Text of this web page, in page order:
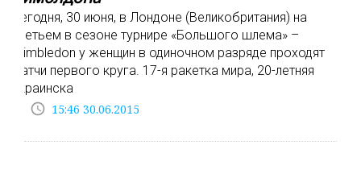
Сегодня, 30 июня, в Лондоне (Великобритания) на
третьем в сезоне турнире «Большого шлема» –
Wimbledon у женщин в одиночном разряде проходят
матчи первого круга. 17-я ракетка мира, 20-летняя
украинска
access_time 15:46 30.06.2015